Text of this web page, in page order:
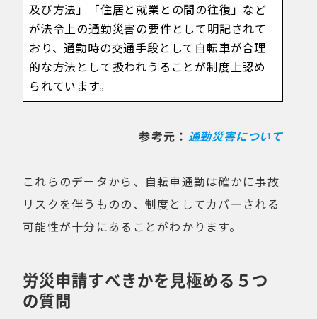
及び方法」「住居と就業との間の往復」など
が法令上の通勤災害の要件として明記されて
おり、通勤時の交通手段として自転車が合理
的な方法として扱われうることが制度上認め
られています。
参考元： 通勤災害について
これらのデータから、自転車通勤は確かに事故
リスクを伴うものの、制度としてカバーされる
可能性が十分にあることがわかります。
労災申請すべきかを見極める５つ
の質問